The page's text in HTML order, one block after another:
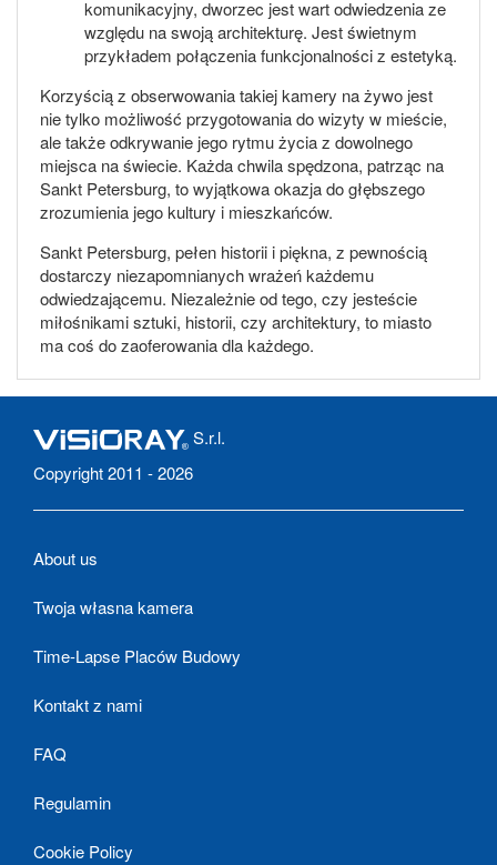
komunikacyjny, dworzec jest wart odwiedzenia ze
względu na swoją architekturę. Jest świetnym
przykładem połączenia funkcjonalności z estetyką.
Korzyścią z obserwowania takiej kamery na żywo jest
nie tylko możliwość przygotowania do wizyty w mieście,
ale także odkrywanie jego rytmu życia z dowolnego
miejsca na świecie. Każda chwila spędzona, patrząc na
Sankt Petersburg, to wyjątkowa okazja do głębszego
zrozumienia jego kultury i mieszkańców.
Sankt Petersburg, pełen historii i piękna, z pewnością
dostarczy niezapomnianych wrażeń każdemu
odwiedzającemu. Niezależnie od tego, czy jesteście
miłośnikami sztuki, historii, czy architektury, to miasto
ma coś do zaoferowania dla każdego.
S.r.l.
Copyright 2011 - 2026
About us
Twoja własna kamera
Time-Lapse Placów Budowy
Kontakt z nami
FAQ
Regulamin
Cookie Policy